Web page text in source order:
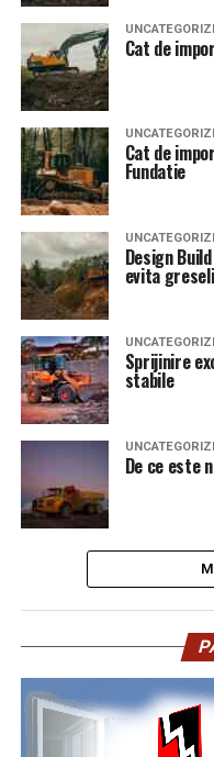
Cat de
Cat de
Fundatie
Design
evita
Sprijinire
stabile
De ce este